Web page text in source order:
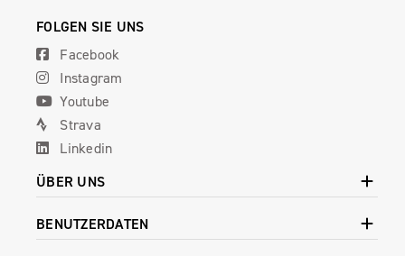
FOLGEN SIE UNS
Facebook
Instagram
Youtube
Strava
Linkedin
ÜBER UNS
BENUTZERDATEN